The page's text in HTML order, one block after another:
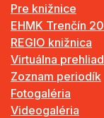
Pre knižnice
EHMK Trenčín
REGIO knižnica
Virtuálna
Zoznam periodík
Fotogaléria
Videogaléria